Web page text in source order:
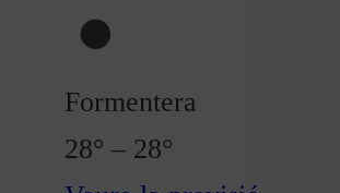
Formentera
28° – 28°